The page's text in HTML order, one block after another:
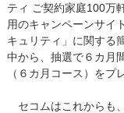
ティ ご契約家庭100万
用のキャンペーンサイ
キュリティ」に関する
中から、抽選で６カ月
（６カ月コース）をプ
セコムはこれからも